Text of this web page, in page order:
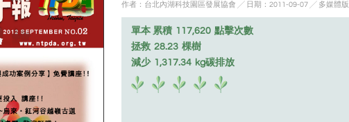
作者：台北內湖科技園區發展協會 ╱ 日期：2011-09-07 ╱ 多媒體版
單本 累積 117,620 點擊次數
拯救 28.23 棵樹
減少 1,317.34 kg碳排放